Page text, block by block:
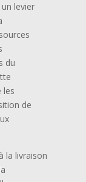
levier
du
les
de
la livraison